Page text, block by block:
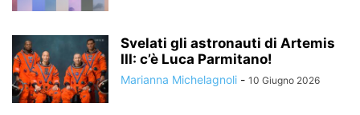
Svelati gli astronauti di Artemis
III: c’è Luca Parmitano!
Marianna Michelagnoli - 10 Giugno 2026